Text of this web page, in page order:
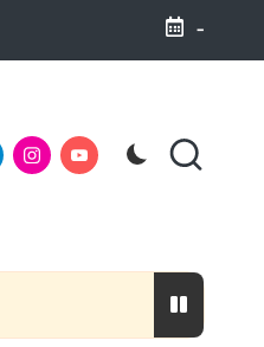
-
instagram.com
youtube.com